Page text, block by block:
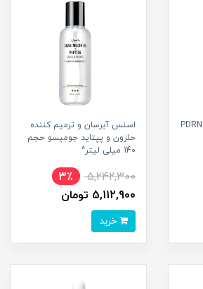
سرم هیالورونیک اسید و PDRN
اسنس آبرسان و ترمیم کننده
حلزون و پپتاید جومیسو حجم
140 میلی لیتر^
5,242,300
3٪
5,112,900 تومان